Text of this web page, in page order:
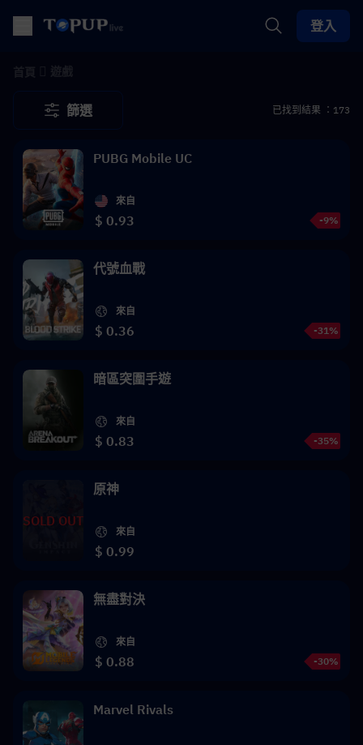
登入
篩選 已找到結果 ：173
PUBG Mobile UC
來自
$ 0.93 -9%
代號血戰
來自
$ 0.36 -31%
暗區突圍手遊
來自
$ 0.83 -35%
SOLD OUT
原神
來自
$ 0.99
無盡對決
來自
$ 0.88 -30%
Marvel Rivals